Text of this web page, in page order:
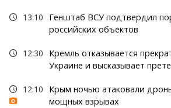
13:10
Генштаб ВСУ подтвердил
российских объектов
12:30
Кремль отказывается
Украине и высказывает
12:10
Крым ночью атаковали
мощных взрывах